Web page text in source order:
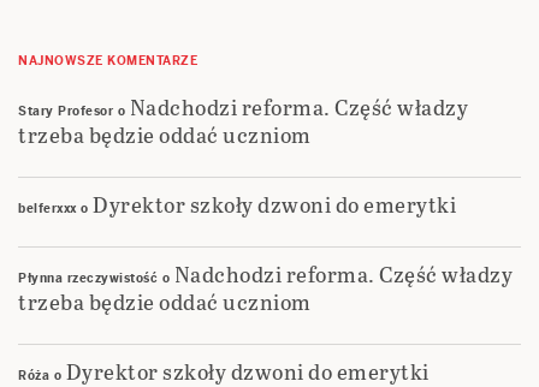
NAJNOWSZE KOMENTARZE
Stary Profesor o Nadchodzi reforma. Część władzy
trzeba będzie oddać uczniom
belferxxxo Dyrektor szkoły dzwoni do emerytki
Płynna rzeczywistość o Nadchodzi reforma. Część władzy
trzeba będzie oddać uczniom
Róża o Dyrektor szkoły dzwoni do emerytki